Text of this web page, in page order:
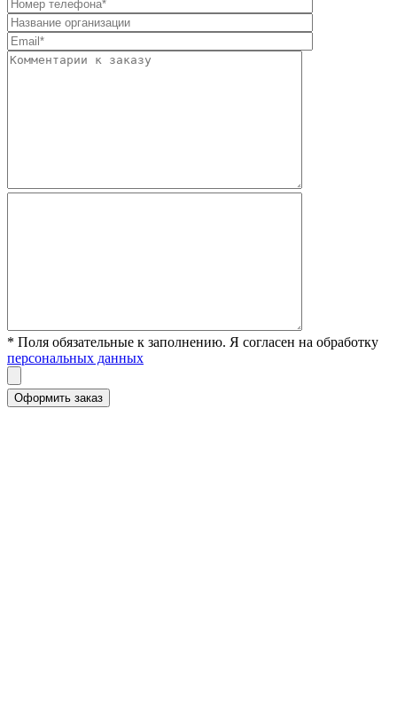
* Поля обязательные к заполнению. Я согласен на обработку
персональных данных